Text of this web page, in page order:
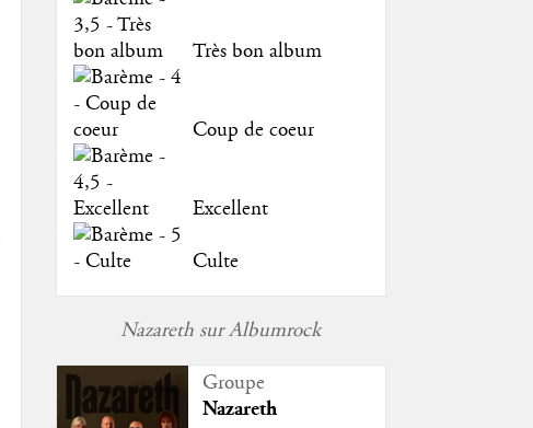
Très bon album
Coup de coeur
Excellent
Culte
Nazareth sur Albumrock
Groupe
Nazareth